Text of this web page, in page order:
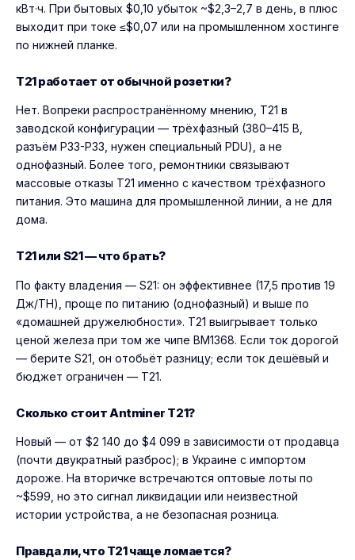
кВт·ч. При бытовых $0,10 убыток ~$2,3–2,7 в день, в плюс
выходит при токе ≤$0,07 или на промышленном хостинге
по нижней планке.
T21 работает от обычной розетки?
Нет. Вопреки распространённому мнению, T21 в
заводской конфигурации — трёхфазный (380–415 В,
разъём P33-P33, нужен специальный PDU), а не
однофазный. Более того, ремонтники связывают
массовые отказы T21 именно с качеством трёхфазного
питания. Это машина для промышленной линии, а не для
дома.
T21 или S21 — что брать?
По факту владения — S21: он эффективнее (17,5 против 19
Дж/TH), проще по питанию (однофазный) и выше по
«домашней дружелюбности». T21 выигрывает только
ценой железа при том же чипе BM1368. Если ток дорогой
— берите S21, он отобьёт разницу; если ток дешёвый и
бюджет ограничен — T21.
Сколько стоит Antminer T21?
Новый — от $2 140 до $4 099 в зависимости от продавца
(почти двукратный разброс); в Украине с импортом
дороже. На вторичке встречаются оптовые лоты по
~$599, но это сигнал ликвидации или неизвестной
истории устройства, а не безопасная розница.
Правда ли, что T21 чаще ломается?